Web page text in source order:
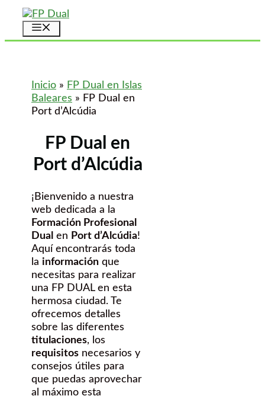
Saltar
contenido
Inicio » FP Dual en Islas
Baleares » FP Dual en
Port d’Alcúdia
FP Dual en
Port d’Alcúdia
¡Bienvenido a nuestra
web dedicada a la
Formación Profesional
Dual en Port d’Alcúdia!
Aquí encontrarás toda
la información que
necesitas para realizar
una FP DUAL en esta
hermosa ciudad. Te
ofrecemos detalles
sobre las diferentes
titulaciones, los
requisitos necesarios y
consejos útiles para
que puedas aprovechar
al máximo esta